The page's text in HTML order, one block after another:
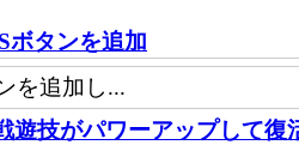
ボタンを追加
を追加し...
遊技がパワーアップして復